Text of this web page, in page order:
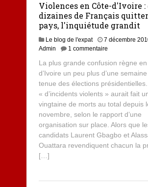
Violences en Côte-d'Ivoire :
dizaines de Français
pays, l'inquiétude grandit
Le blog de l'expat
7 décembre
Admin
1 commentaire
La plus grande confusion règne
d’Ivoire un peu plus d’une
tenue des élections
« d’incidents violents » aurait fait
vingtaine de morts au total depuis
novembre, selon le rapport d’une
organisation sur place. Alors que
candidats Laurent Gbagbo et
Ouattara revendiquent chacun la
[…]